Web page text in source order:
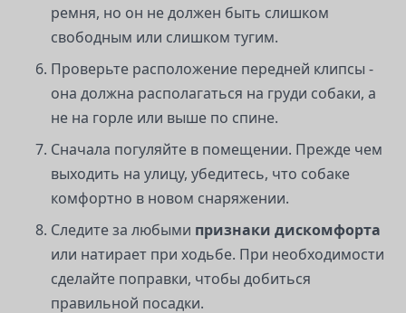
ремня, но он не должен быть слишком
свободным или слишком тугим.
Проверьте расположение передней клипсы -
она должна располагаться на груди собаки, а
не на горле или выше по спине.
Сначала погуляйте в помещении. Прежде чем
выходить на улицу, убедитесь, что собаке
комфортно в новом снаряжении.
Следите за любыми признаки дискомфорта
или натирает при ходьбе. При необходимости
сделайте поправки, чтобы добиться
правильной посадки.